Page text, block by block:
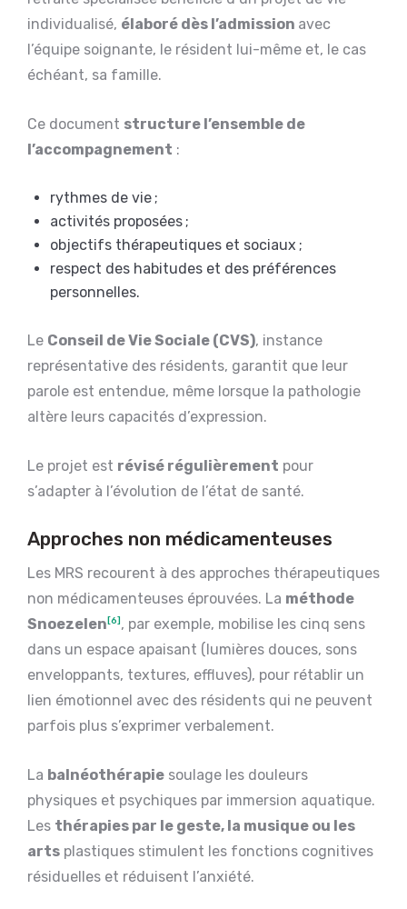
individualisé, élaboré dès l’admission avec
l’équipe soignante, le résident lui-même et, le cas
échéant, sa famille.
Ce document structure l’ensemble de
l’accompagnement :
rythmes de vie ;
activités proposées ;
objectifs thérapeutiques et sociaux ;
respect des habitudes et des préférences
personnelles.
Le Conseil de Vie Sociale (CVS), instance
représentative des résidents, garantit que leur
parole est entendue, même lorsque la pathologie
altère leurs capacités d’expression.
Le projet est révisé régulièrement pour
s’adapter à l’évolution de l’état de santé.
Approches non médicamenteuses
Les MRS recourent à des approches thérapeutiques
non médicamenteuses éprouvées. La méthode
Snoezelen [6] , par exemple, mobilise les cinq sens
dans un espace apaisant (lumières douces, sons
enveloppants, textures, effluves), pour rétablir un
lien émotionnel avec des résidents qui ne peuvent
parfois plus s’exprimer verbalement.
La balnéothérapie soulage les douleurs
physiques et psychiques par immersion aquatique.
Les thérapies par le geste, la musique ou les
arts plastiques stimulent les fonctions cognitives
résiduelles et réduisent l’anxiété.